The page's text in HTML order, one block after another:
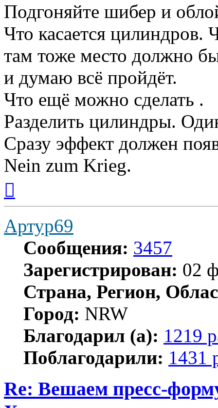
Подгоняйте шибер и
Что касается цилиндров.
там тоже место должно
и думаю всё пройдёт.
Что ещё можно сделать .
Разделить цилиндры.
Сразу эффект должен
Nein zum Krieg.
началу
Артур69
Сообщения: 3457
Зарегистрирован: 02
Страна, Регион,
Город: NRW
Благодарил (а): 1219
Поблагодарили: 1431
Re: Вешаем пресс-